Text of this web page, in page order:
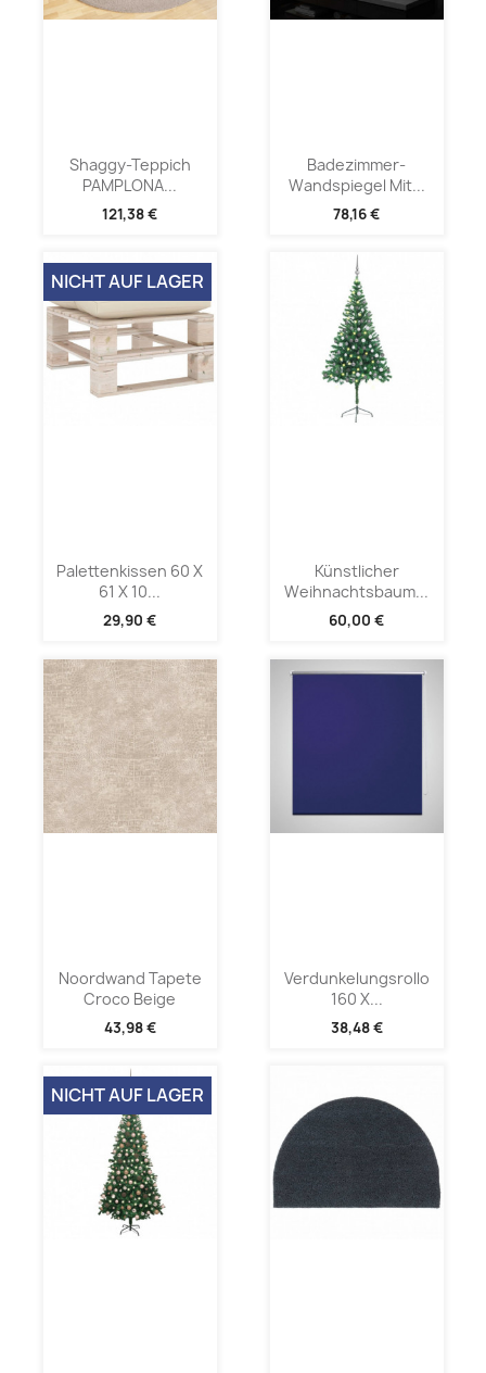
Shaggy-Teppich
PAMPLONA...
121,38 €
Badezimmer-
Wandspiegel Mit...
78,16 €
Palettenkissen 60 X
61 X 10...
29,90 €
NICHT AUF LAGER
Künstlicher
Weihnachtsbaum...
60,00 €
Noordwand Tapete
Croco Beige
43,98 €
Verdunkelungsrollo
160 X...
38,48 €
NICHT AUF LAGER